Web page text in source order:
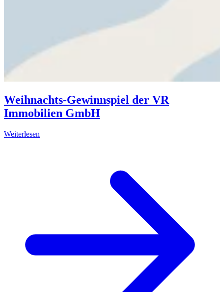
Weihnachts-Gewinnspiel der VR
Immobilien GmbH
Weiterlesen